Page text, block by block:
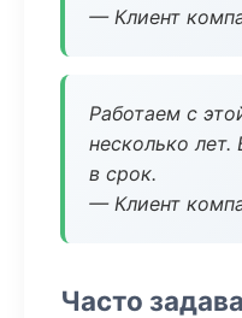
— Клиент
Работаем с
несколько лет.
в срок.
— Клиент
Часто